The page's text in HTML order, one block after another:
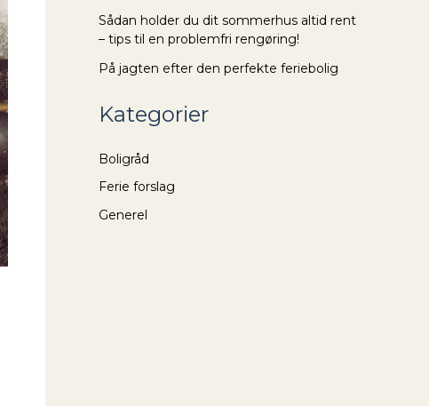
Sådan holder du dit sommerhus altid rent
– tips til en problemfri rengøring!
På jagten efter den perfekte feriebolig
Kategorier
Boligråd
Ferie forslag
Generel